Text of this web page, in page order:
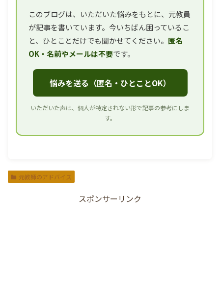
このブログは、いただいた悩みをもとに、元教員
が記事を書いています。今いちばん困っているこ
と、ひとことだけでも聞かせてください。 匿名
OK・名前やメールは不要です。
悩みを送る（匿名・ひとことOK）
いただいた声は、個人が特定されない形で記事の参考にしま
す。
元教師のアドバイス
スポンサーリンク